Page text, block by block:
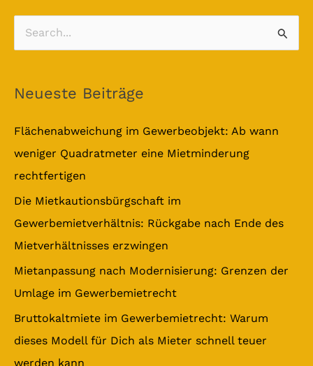
h
e
n
Neueste Beiträge
Flächenabweichung im Gewerbeobjekt: Ab wann
weniger Quadratmeter eine Mietminderung
rechtfertigen
Die Mietkautionsbürgschaft im
Gewerbemietverhältnis: Rückgabe nach Ende des
Mietverhältnisses erzwingen
Mietanpassung nach Modernisierung: Grenzen der
Umlage im Gewerbemietrecht
Bruttokaltmiete im Gewerbemietrecht: Warum
dieses Modell für Dich als Mieter schnell teuer
werden kann